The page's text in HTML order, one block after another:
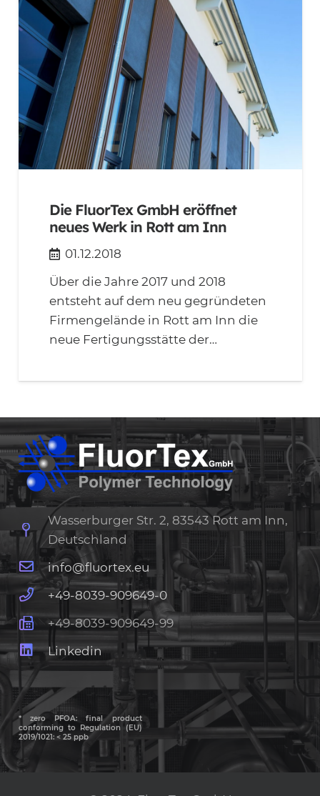
Die FluorTex GmbH eröffnet
neues Werk in Rott am Inn
01.12.2018
Über die Jahre 2017 und 2018
entsteht auf dem neu gegründeten
Firmengelände in Rott am Inn die
neue Fertigungsstätte der…
Wasserburger Str. 2, 83543 Rott am Inn,
Deutschland
info@fluortex.eu
+49-8039-909649-0
+49-8039-909649-99
Linkedin
* zero PFOA: final product
conforming to Regulation (EU)
2019/1021: < 25 ppb